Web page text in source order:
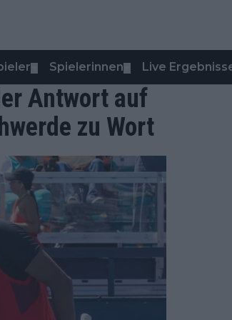
Spielerinnen Live
Antwort auf
zu Wort